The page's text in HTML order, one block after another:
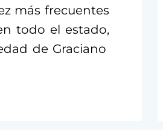
más frecuentes
todo el estado,
de Graciano